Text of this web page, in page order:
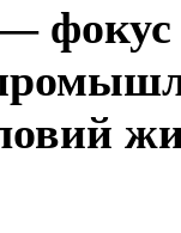
фокус